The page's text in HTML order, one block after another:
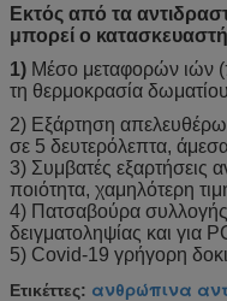
Εκτός από τα
μπορεί ο
1) Μέσο μεταφορών ιών
τη θερμοκρασία
2) Εξάρτηση
σε 5 δευτερόλεπτα,
3) Συμβατές εξαρτήσεις
ποιότητα, χαμηλότερη
4) Πατσαβούρα
δειγματοληψίας και για
5) Covid-19 γρήγορη
Ετικέττες: ανθρώπινα